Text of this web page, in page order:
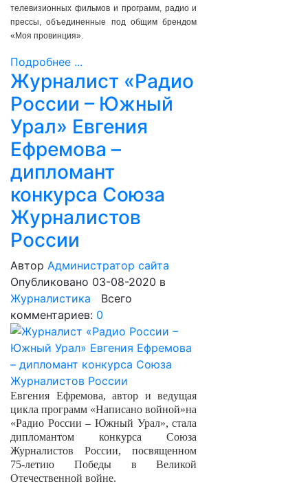
телевизионных фильмов и программ, радио и
прессы, объединенные под общим брендом
«Моя провинция».
Подробнее ...
Журналист «Радио
России – Южный
Урал» Евгения
Ефремова –
дипломант
конкурса Союза
Журналистов
России
Автор Администратор сайта
Опубликовано 03-08-2020 в
Журналистика Всего
комментариев: 0
Евгения Ефремова, автор и ведущая
цикла программ «Написано войной»на
«Радио России – Южный Урал», стала
дипломантом конкурса Союза
Журналистов России, посвященном
75-летию Победы в Великой
Отечественной войне.